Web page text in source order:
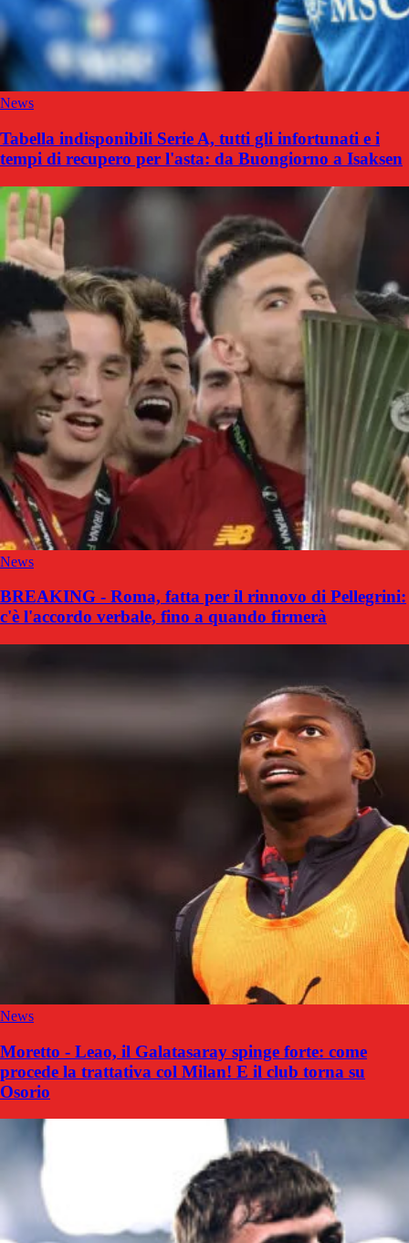
News
Tabella indisponibili Serie A, tutti gli infortunati e i
tempi di recupero per l'asta: da Buongiorno a Isaksen
News
BREAKING - Roma, fatta per il rinnovo di Pellegrini:
c'è l'accordo verbale, fino a quando firmerà
News
Moretto - Leao, il Galatasaray spinge forte: come
procede la trattativa col Milan! E il club torna su
Osorio